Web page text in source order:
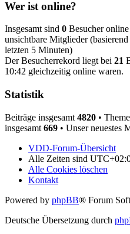
Wer ist online?
Insgesamt sind 0 Besucher
unsichtbare Mitglieder
letzten 5 Minuten)
Der Besucherrekord liegt bei 21
10:42 gleichzeitig online waren.
Statistik
Beiträge insgesamt 4820 •
insgesamt 669 • Unser neuestes
VDD-Forum-Übersicht
Alle Zeiten sind
Alle Cookies löschen
Kontakt
Powered by phpBB® Forum
Deutsche Übersetzung durch